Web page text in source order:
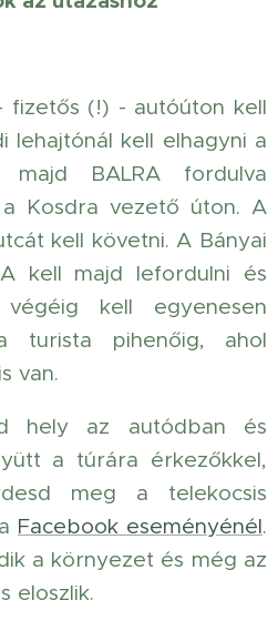
fizetős (!) - autóúton kell
lehajtónál kell elhagyni a
majd BALRA fordulva
Kosdra vezető úton. A
kell követni. A Bányai
kell majd lefordulni és
kell egyenesen
turista pihenőig, ahol
van.
hely az autódban és
a túrára érkezőkkel,
meg a telekocsis
Facebook eseményénél.
a környezet és még az
eloszlik.